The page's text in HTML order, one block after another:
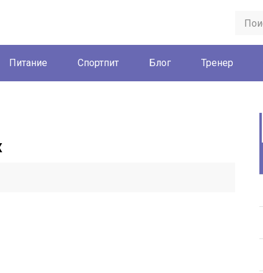
Питание Спортпит Блог Тренер